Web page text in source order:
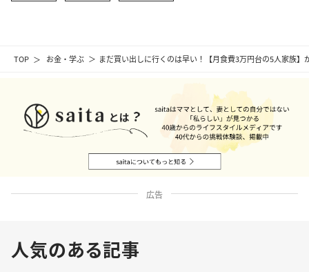
TOP お金・学ぶ まだ買い出しに行くのは早い！【月食費3万円台の5人家族
広告
人気のある記事